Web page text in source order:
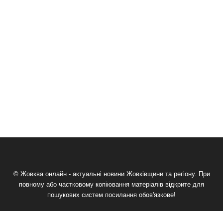
© Жовква онлайн - актуальні новини Жовківщини та регіону. При
повному або частковому копіювання матеріалів відкрите для
пошукових систем посилання обов'язкове!